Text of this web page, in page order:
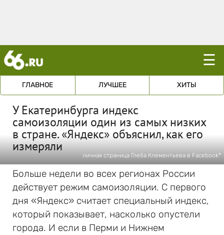
☰
ГЛАВНОЕ ЛУЧШЕЕ ХИТЫ
У Екатеринбурга индекс
самоизоляции один из самых низких
в стране. «Яндекс» объяснил, как его
измеряли
личная страница Глеба Клементьева в Facebook*
Больше недели во всех регионах России
действует режим самоизоляции. С первого
дня «Яндекс» считает специальный индекс,
который показывает, насколько опустели
города. И если в Перми и Нижнем